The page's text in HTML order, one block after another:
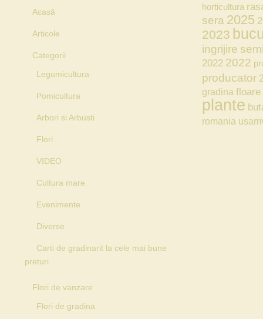
Acasă
Articole
Categorii
Legumicultura
Pomicultura
Arbori si Arbusti
Flori
VIDEO
Cultura mare
Evenimente
Diverse
Carti de gradinarit la cele mai bune
preturi
Flori de vanzare
Flori de gradina
horticultura
sera 2025
2023
ingrijire
2022 2022
producator
gradina floare
plante
romania